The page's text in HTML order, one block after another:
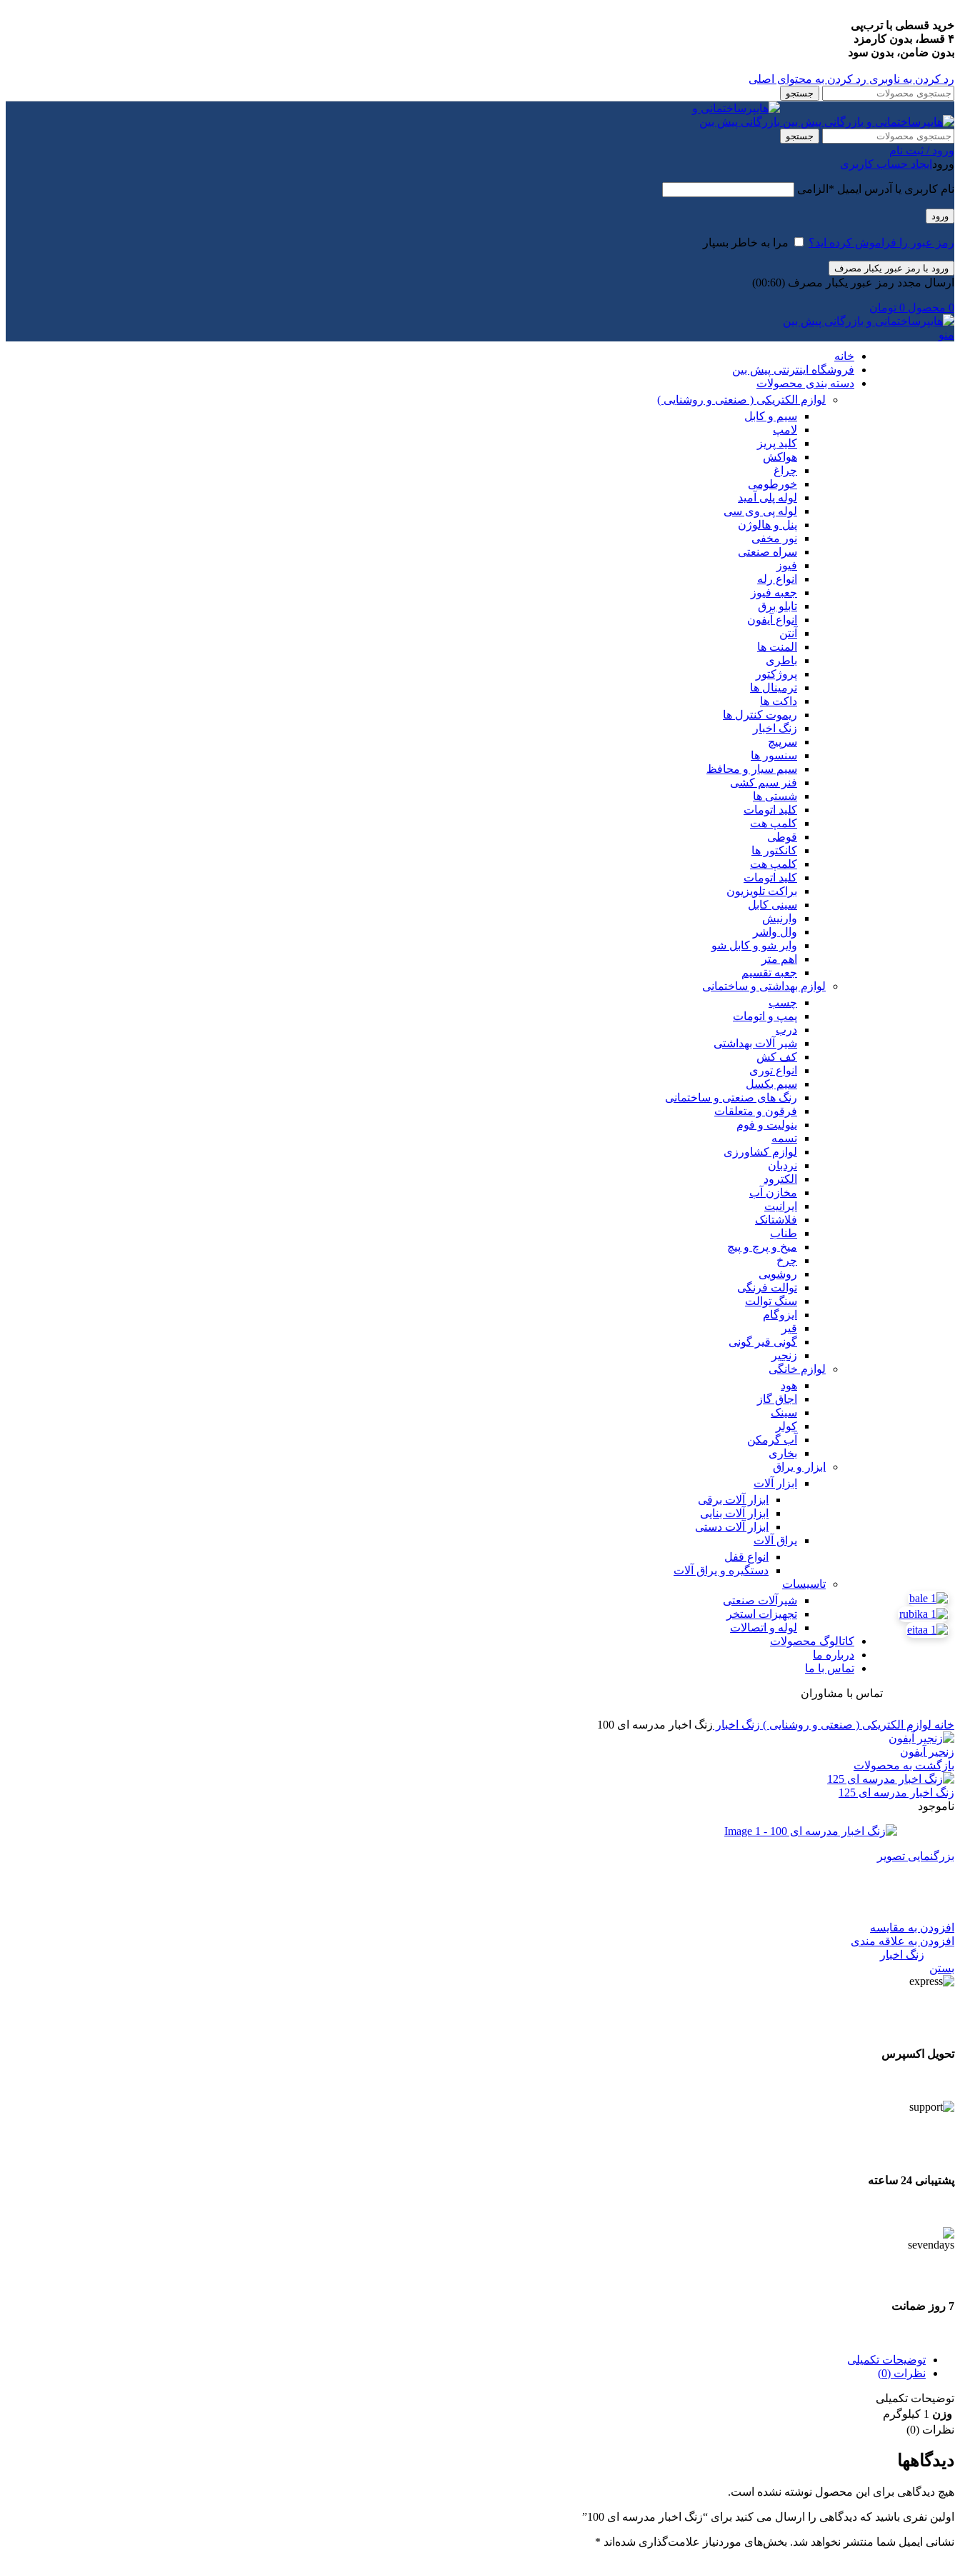
خرید قسطی با ترب‌پی
۴ قسط، بدون کارمزد
بدون ضامن، بدون سود
رد کردن به ناوبری رد کردن به محتوای اصلی
جستجو
جستجو
ورود / ثبت نام
ورود ایجاد حساب کاربری
نام کاربری یا آدرس ایمیل * الزامی
ورود
رمز عبور را فراموش کرده اید؟ مرا به خاطر بسپار
ورود با رمز عبور یکبار مصرف
ارسال مجدد رمز عبور یکبار مصرف (00:
60
)
0 محصول 0 تومان
منو
خانه
فروشگاه اینترنتی پیش بین
دسته بندی محصولات
لوازم الکتریکی ( صنعتی و روشنایی )
سیم و کابل
لامپ
کلید پریز
هواکش
چراغ
خورطومی
لوله پلی آمید
لوله پی وی سی
پنل و هالوژن
نور مخفی
سراه صنعتی
فیوز
انواع رله
جعبه فیوز
تابلو برق
انواع آیفون
آنتن
المنت ها
باطری
پروژکتور
ترمینال ها
داکت ها
ریموت کنترل ها
زنگ اخبار
سرپیچ
سنسور ها
سیم سیار و محافظ
فنر سیم کشی
شستی ها
کلید اتومات
کلمپ هت
قوطی
کانکتور ها
کلمپ هت
کلید اتومات
براکت تلویزیون
سینی کابل
وارنیش
وال واشر
وایر شو و کابل شو
اهم متر
جعبه تقسیم
لوازم بهداشتی و ساختمانی
چسب
پمپ و اتومات
درب
شیر آلات بهداشتی
کف کش
انواع توری
سیم بکسل
رنگ های صنعتی و ساختمانی
فرقون و متعلقات
ینولیت و فوم
تسمه
لوازم کشاورزی
نردبان
الکترود
مخازن آب
ایرانیت
فلاشتانک
طناب
میخ و پرچ و پیچ
چرخ
روشویی
توالت فرنگی
سنگ توالت
ایزوگام
قیر
گونی قیر گونی
زنجیر
لوازم خانگی
هود
اجاق گاز
سینک
کولر
آب گرمکن
بخاری
ابزار و یراق
ابزار آلات
ابزار آلات برقی
ابزار آلات بنایی
ابزار آلات دستی
یراق آلات
انواع قفل
دستگیره و یراق آلات
تاسیسات
شیرآلات صنعتی
تجهیزات استخر
لوله و اتصالات
کاتالوگ محصولات
درباره ما
تماس با ما
تماس با مشاوران
خانه لوازم الکتریکی ( صنعتی و روشنایی ) زنگ اخبار زنگ اخبار مدرسه ای 100
زنجیر آیفون
بازگشت به محصولات
زنگ اخبار مدرسه ای 125
ناموجود
بزرگنمایی تصویر
افزودن به مقایسه
افزودن به علاقه مندی
زنگ اخبار
بستن
تحویل اکسپرس
پشتیبانی 24 ساعته
7 روز ضمانت
توضیحات تکمیلی
نظرات (0)
توضیحات تکمیلی
وزن 1 کیلوگرم
نظرات (0)
دیدگاهها
هیچ دیدگاهی برای این محصول نوشته نشده است.
اولین نفری باشید که دیدگاهی را ارسال می کنید برای “زنگ اخبار مدرسه ای 100”
نشانی ایمیل شما منتشر نخواهد شد. بخش‌های موردنیاز علامت‌گذاری شده‌اند *